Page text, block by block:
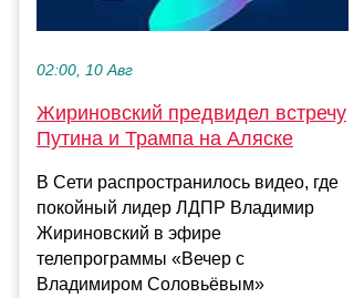
02:00, 10 Авг
Жириновский предвидел встречу
Путина и Трампа на Аляске
В Сети распространилось видео, где
покойный лидер ЛДПР Владимир
Жириновский в эфире
телепрограммы «Вечер с
Владимиром Соловьёвым»